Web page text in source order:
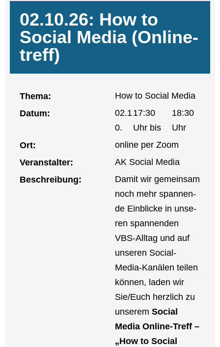
02.10.26: How to
Social Media (Online­
treff)
The­ma:
How to Social Media
Datum:
02.1
0.
17:30
Uhr bis
18:30
Uhr
Ort:
online per Zoom
Ver­an­stal­ter:
AK Social Media
Beschrei­bung:
Damit wir gemein­sam
noch mehr span­nen­
de Ein­bli­cke in unse­
ren span­nen­den
VBS-All­­tag und auf
unse­ren Social-
Media-Kanä­­len tei­len
kön­nen, laden wir
Sie/Euch herz­lich zu
unse­rem Social
Media Online-Treff –
„How to Social